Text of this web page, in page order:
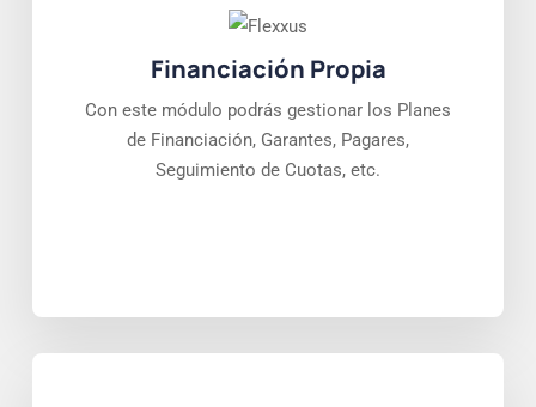
Financiación Propia
Con este módulo podrás gestionar los Planes
de Financiación, Garantes, Pagares,
Seguimiento de Cuotas, etc.